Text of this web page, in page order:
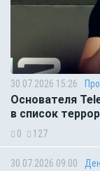
30.07.2026 15:26
Основателя
в список
0 127
30.07.2026 09:00